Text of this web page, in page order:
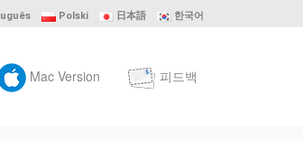
Polski 日本語 한국어
Mac Version 피드백